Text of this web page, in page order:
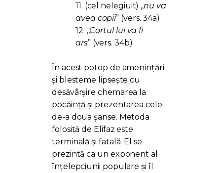
11. (cel nelegiuit) ,,nu va
avea copii” (vers. 34a)
12. ,,Cortul lui va fi
ars” (vers. 34b)
În acest potop de amenințări
și blesteme lipsește cu
desăvârșire chemarea la
pocăință și prezentarea celei
de-a doua șanse. Metoda
folosită de Elifaz este
terminală și fatală. El se
prezintă ca un exponent al
înțelepciunii populare și îl